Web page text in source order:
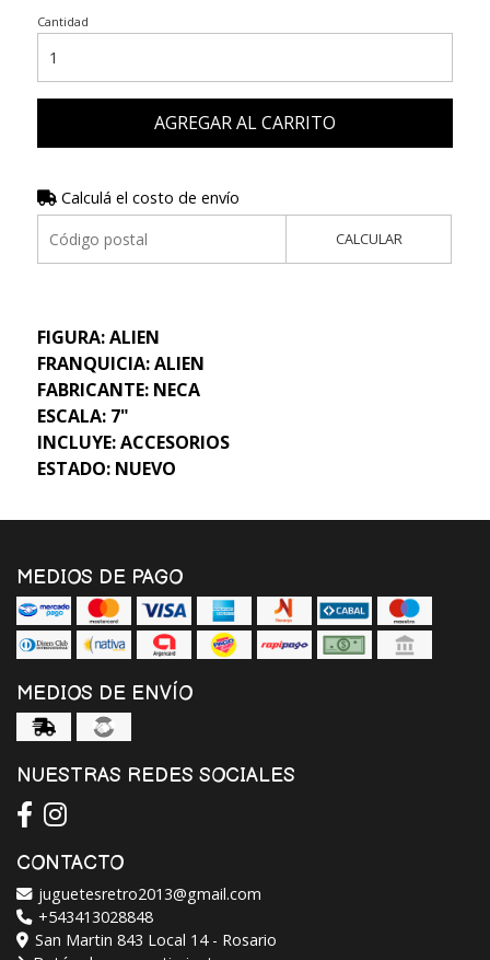
Cantidad
AGREGAR AL CARRITO
Calculá el costo de envío
CALCULAR
FIGURA: ALIEN
FRANQUICIA: ALIEN
FABRICANTE: NECA
ESCALA: 7"
INCLUYE: ACCESORIOS
ESTADO: NUEVO
MEDIOS DE PAGO
MEDIOS DE ENVÍO
NUESTRAS REDES SOCIALES
CONTACTO
juguetesretro2013@gmail.com
+543413028848
San Martin 843 Local 14 - Rosario